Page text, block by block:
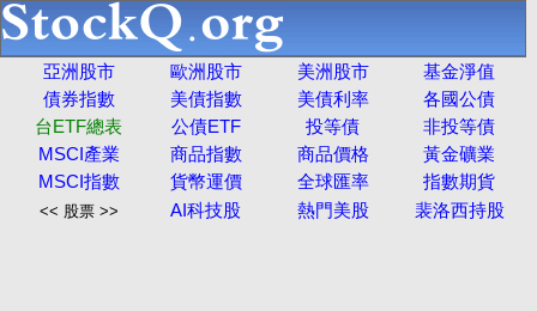
亞洲股市 歐洲股市 美洲股市
基金淨值
債券指數
美債指數 美債利率
各國公債
台ETF總表
公債ETF 投等債
非投等債
MSCI產業
商品指數 商品價格
黃金礦業
MSCI指數
貨幣運價 全球匯率 指數期貨
<< 股票 >> AI科技股 熱門美股 裴洛西持股